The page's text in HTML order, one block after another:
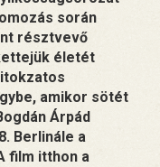
során
résztvevő
életét
amikor sötét
Árpád
Berlinále a
film itthon a